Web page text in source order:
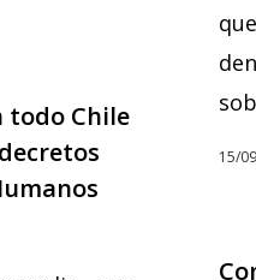
15/
todo Chile